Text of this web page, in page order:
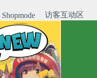
Shopmode 访客互动区